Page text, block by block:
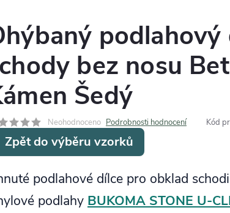
podlahový
bez nosu
Šedý
Neohodnoceno Podrobnosti hodnocení Kód
Zpět do výběru vzorků
podlahové dílce pro obklad
podlahy BUKOMA STONE U-